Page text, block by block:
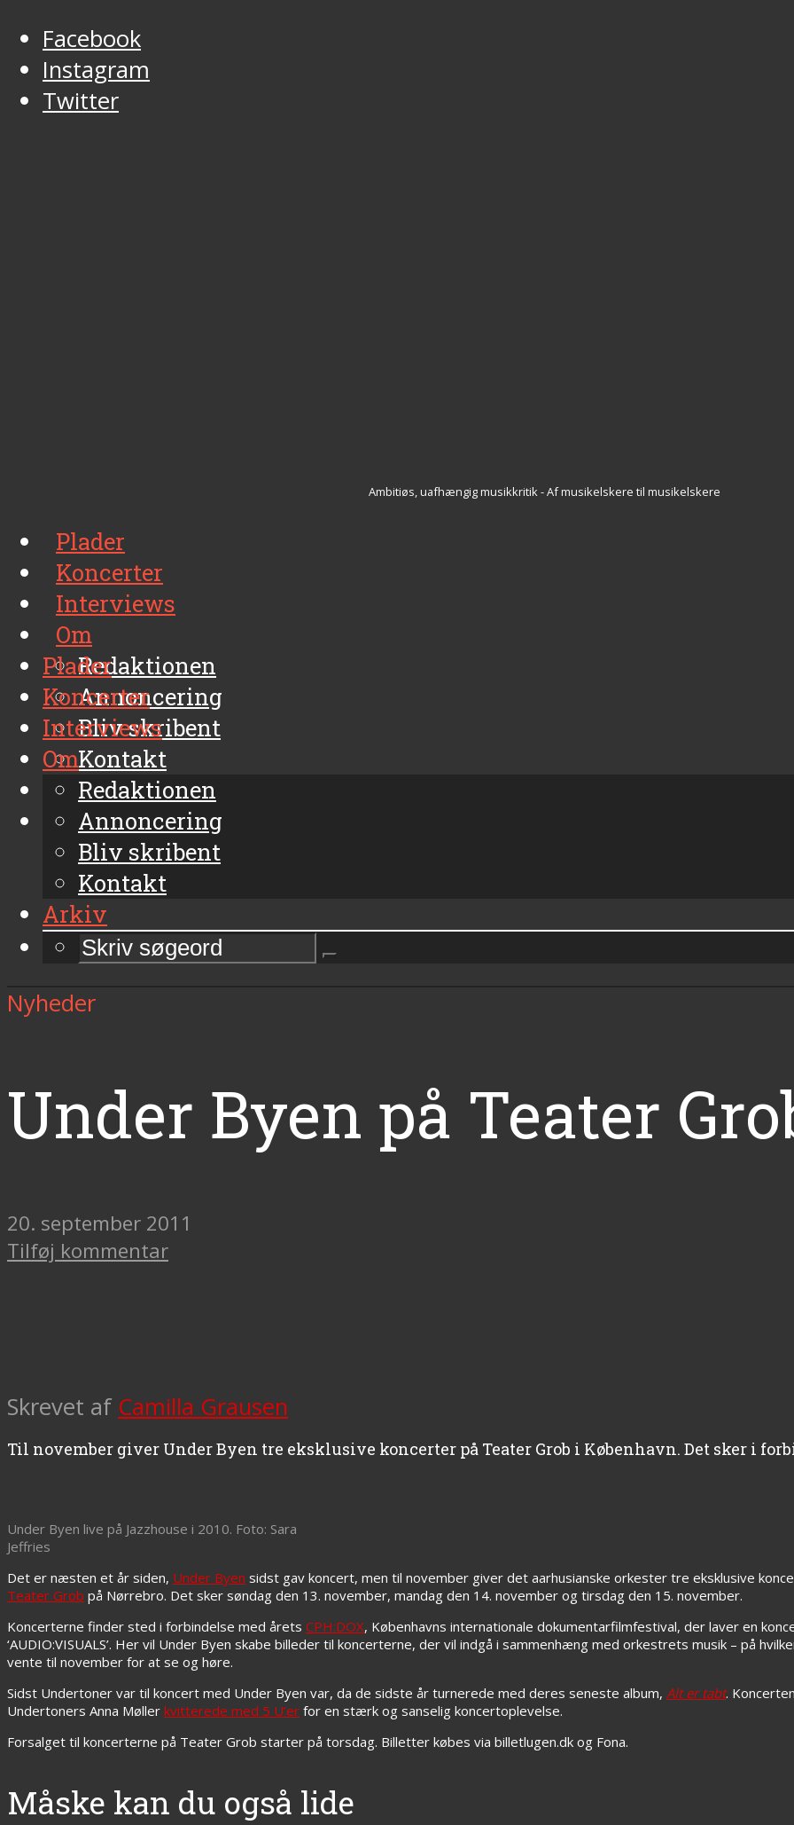
Facebook
Instagram
Twitter
Ambitiøs, uafhængig musikkritik - Af musikelskere til musikelskere
Plader
Koncerter
Interviews
Om
Redaktionen
Annoncering
Bliv skribent
Kontakt
Arkiv
Plader
Koncerter
Interviews
Om
Redaktionen
Annoncering
Bliv skribent
Kontakt
Arkiv
Nyheder
Under Byen på Teater
20. september 2011
Tilføj kommentar
Skrevet af Camilla Grausen
Til november giver Under Byen tre eksklusive koncerter på Teater Grob i København. Det sker i
Under Byen live på Jazzhouse i 2010. Foto: Sara
Jeffries
Det er næsten et år siden, Under Byen sidst gav koncert, men til november giver det aarhusianske orkester tre eksklusive
Teater Grob på Nørrebro. Det sker søndag den 13. november, mandag den 14. november og tirsdag den 15. november.
Koncerterne finder sted i forbindelse med årets CPH:DOX, Københavns internationale dokumentarfilmfestival, der laver en
‘AUDIO:VISUALS’. Her vil Under Byen skabe billeder til koncerterne, der vil indgå i sammenhæng med orkestrets musik – på
vente til november for at se og høre.
Sidst Undertoner var til koncert med Under Byen var, da de sidste år turnerede med deres seneste album, Alt er tabt.
Undertoners Anna Møller kvitterede med 5 U’er for en stærk og sanselig koncertoplevelse.
Forsalget til koncerterne på Teater Grob starter på torsdag. Billetter købes via billetlugen.dk og Fona.
Måske kan du også lide